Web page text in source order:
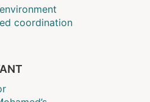
coordination